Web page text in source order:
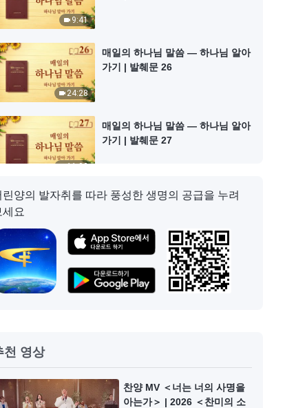
9:41
24:28
매일의 하나님 말씀 ― 하나님 알아
가기 | 발췌문 26
11:02
매일의 하나님 말씀 ― 하나님 알아
가기 | 발췌문 27
16:33
매일의 하나님 말씀 ― 하나님 알아
매일의 하나님 말씀 ― 하나님 알아
가기 | 발췌문 29
린양의 발자취를 따라 풍성한 생명의 공급을 누려
세요
천 영상
찬양 MV ＜너는 너의 사명을
아는가＞ | 2026 ＜찬미의 소